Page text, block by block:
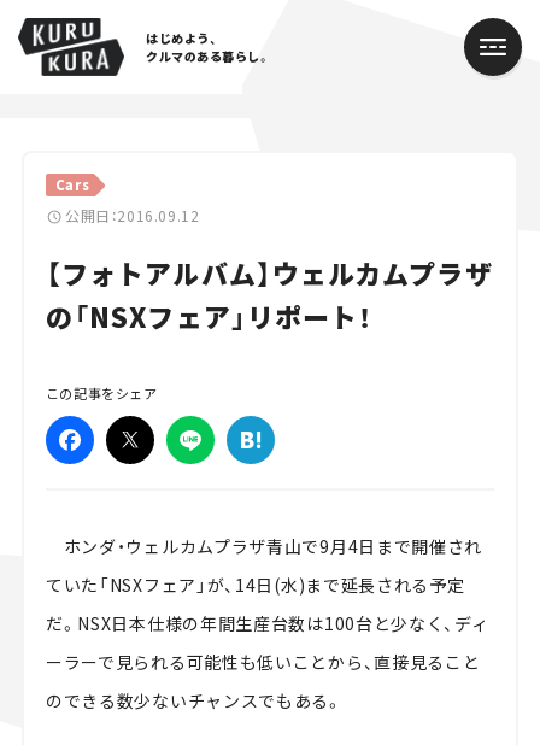
はじめよう、
クルマのある暮らし。
Cars
公開日：2016.09.12
【フォトアルバム】ウェルカムプラザ
の「NSXフェア」リポート！
この記事をシェア
ホンダ・ウェルカムプラザ青山で9月4日まで開催され
ていた「NSXフェア」が、14日(水)まで延長される予定
だ。NSX日本仕様の年間生産台数は100台と少なく、ディ
ーラーで見られる可能性も低いことから、直接見ること
のできる数少ないチャンスでもある。
Cars
Lifestyle
Traffic
Special
Series
人気のハッシュタグ
スズキ ジムニー｜Suzuki Jimny
スズキ｜Suzuki